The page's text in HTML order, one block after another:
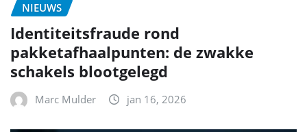
NIEUWS
Identiteitsfraude rond
pakketafhaalpunten: de zwakke
schakels blootgelegd
Marc Mulder jan 16, 2026